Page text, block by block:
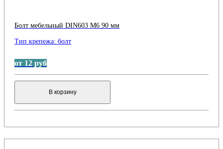
Болт мебельный DIN603 М6 90 мм
Тип крепежа: болт
от 12 руб
В корзину